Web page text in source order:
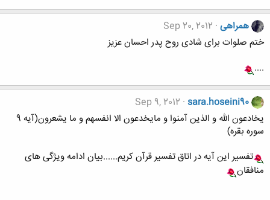
همراهی Sep 20, 2012
ختم صلوات برای شادی روح پدر احسان عزیز
....
sara.hoseini90
Sep 9, 2012
یخادعون الله و الذین آمنوا و مایخدعون الا انفسهم و ما یشعرون(آیه 9
سوره بقره)
تفسیر این آیه در اتاق تفسیر قرآن کریم......بیان ادامه ویژگی های
منافقان